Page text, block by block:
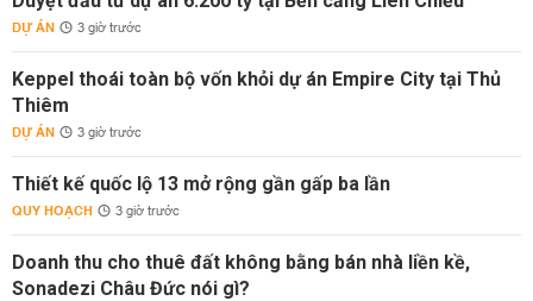
DỰ ÁN 3 giờ trước
Keppel thoái toàn bộ vốn khỏi dự án Empire City tại Thủ
Thiêm
DỰ ÁN 3 giờ trước
Thiết kế quốc lộ 13 mở rộng gần gấp ba lần
QUY HOẠCH 3 giờ trước
Doanh thu cho thuê đất không bằng bán nhà liền kề,
Sonadezi Châu Đức nói gì?